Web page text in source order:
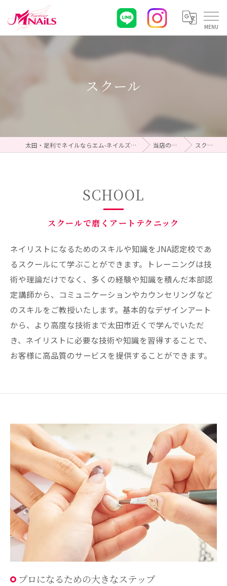
スクール
太田・足利でネイルならエム-ネイルズForever 当店の特徴 スクール
スクールで磨くアートテクニック
SCHOOL
ネイリストになるためのスキルや知識をJNA認定校であ
るスクールにて学ぶことができます。トレーニングは技
術や理論だけでなく、多くの経験や知識を積んだ本部認
定講師から、コミュニケーションやカウンセリングなど
のスキルをご教授いたします。基本的なデザインアート
から、より高度な技術まで太田市近くで学んでいただ
き、ネイリストに必要な技術や知識を習得することで、
お客様に高品質のサービスを提供することができます。
プロになるための大きなステップ